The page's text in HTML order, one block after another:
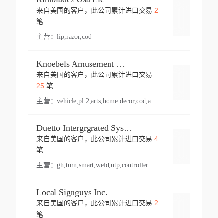
来自美国的客户，此公司累计进口交易 2
笔
主营： lip,razor,cod
Knoebels Amusement Resort
来自美国的客户，此公司累计进口交易
25笔
主营： vehicle,pl 2,arts,home decor,cod,amusement ride,sea
Duetto Intergrgrated Systems Inc.
来自美国的客户，此公司累计进口交易 4
笔
主营： gh,turn,smart,weld,utp,controller
Local Signguys Inc.
来自美国的客户，此公司累计进口交易 2
笔